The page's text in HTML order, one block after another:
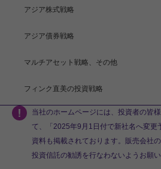
アジア株式戦略
アジア債券戦略
マルチアセット戦略、その他
フィンク直美の投資戦略
当社のホームページには、投資者の皆
て、「2025年9月1日付で新社名へ変更
資料も掲載されております。販売会社
投資信託の勧誘を行なわないようお願い